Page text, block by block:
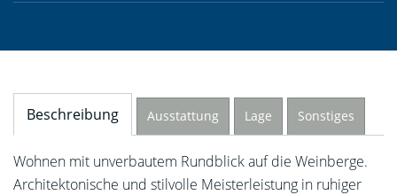
Beschreibung Ausstattung Lage Sonstiges
Wohnen mit unverbautem Rundblick auf die Weinberge.
Architektonische und stilvolle Meisterleistung in ruhiger